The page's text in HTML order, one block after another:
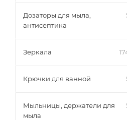
Дозаторы для мыла,
антисептика
Зеркала
Крючки для ванной
Мыльницы, держатели для
мыла